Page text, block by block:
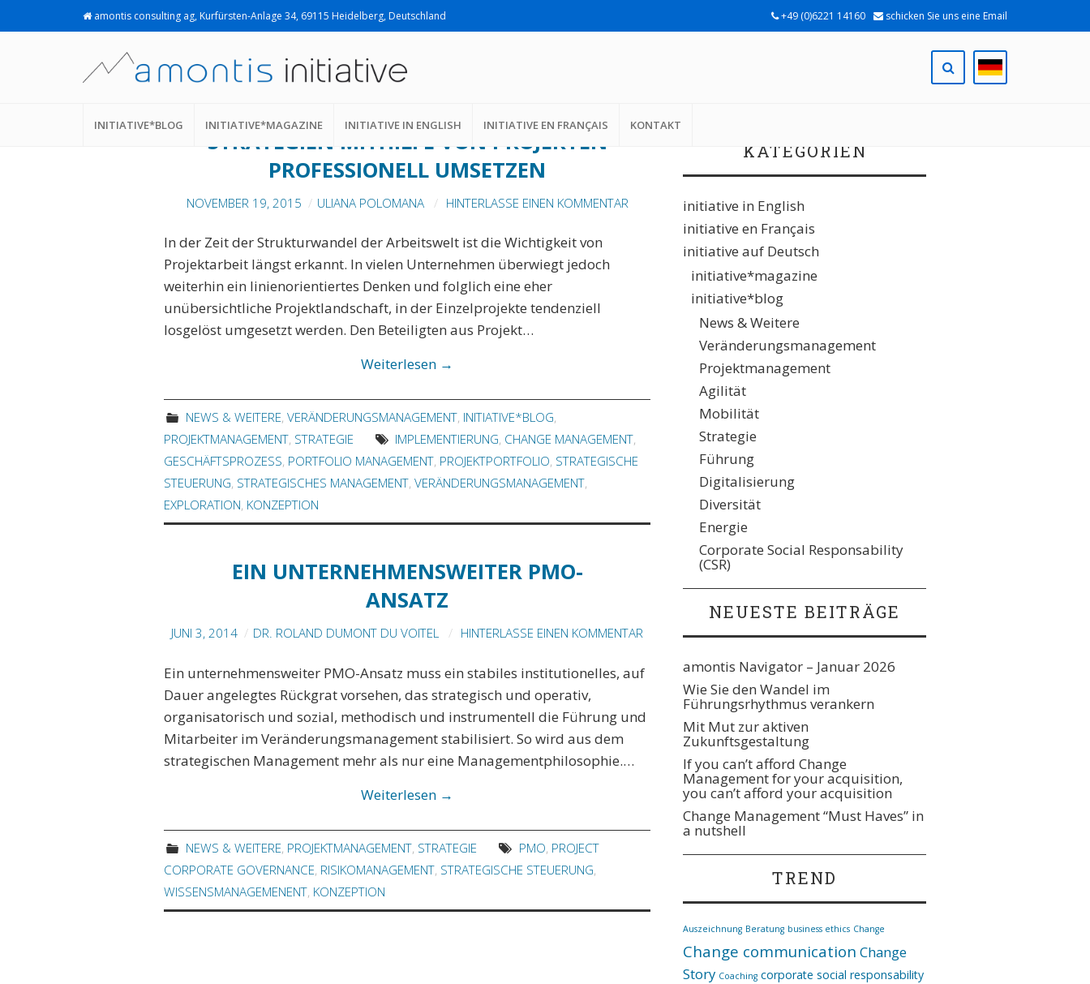
amontis consulting ag, Kurfürsten-Anlage 34, 69115 Heidelberg, Deutschland +49 (0)6221 14160 schicken Sie uns eine Email
INITIATIVE*BLOG INITIATIVE*MAGAZINE INITIATIVE IN ENGLISH INITIATIVE EN FRANÇAIS KONTAKT
STRATEGISCHE STEUERUNG
STRATEGIEN MITHILFE VON PROJEKTEN
PROFESSIONELL UMSETZEN
NOVEMBER 19, 2015 ULIANA POLOMANA HINTERLASSE EINEN KOMMENTAR
In der Zeit der Strukturwandel der Arbeitswelt ist die Wichtigkeit von
Projektarbeit längst erkannt. In vielen Unternehmen überwiegt jedoch
weiterhin ein linienorientiertes Denken und folglich eine eher
unübersichtliche Projektlandschaft, in der Einzelprojekte tendenziell
losgelöst umgesetzt werden. Den Beteiligten aus Projekt…
Weiterlesen →
NEWS & WEITERE,VERÄNDERUNGSMANAGEMENT, INITIATIVE*BLOG,
PROJEKTMANAGEMENT, STRATEGIE IMPLEMENTIERUNG, CHANGE MANAGEMENT,
GESCHÄFTSPROZESS, PORTFOLIO MANAGEMENT, PROJEKTPORTFOLIO, STRATEGISCHE
STEUERUNG, STRATEGISCHES MANAGEMENT, VERÄNDERUNGSMANAGEMENT,
EXPLORATION, KONZEPTION
EIN UNTERNEHMENSWEITER PMO-
ANSATZ
JUNI 3, 2014 DR. ROLAND DUMONT DU VOITEL HINTERLASSE EINEN KOMMENTAR
Ein unternehmensweiter PMO-Ansatz muss ein stabiles institutionelles, auf
Dauer angelegtes Rückgrat vorsehen, das strategisch und operativ,
organisatorisch und sozial, methodisch und instrumentell die Führung und
Mitarbeiter im Veränderungsmanagement stabilisiert. So wird aus dem
strategischen Management mehr als nur eine Managementphilosophie.…
Weiterlesen →
NEWS & WEITERE, PROJEKTMANAGEMENT, STRATEGIE PMO, PROJECT
CORPORATE GOVERNANCE, RISIKOMANAGEMENT, STRATEGISCHE STEUERUNG,
WISSENSMANAGEMENENT, KONZEPTION
KATEGORIEN
initiative in English
initiative en Français
initiative auf Deutsch
initiative*magazine
initiative*blog
News & Weitere
Veränderungsmanagement
Projektmanagement
Agilität
Mobilität
Strategie
Führung
Digitalisierung
Diversität
Energie
Corporate Social Responsability
(CSR)
NEUESTE BEITRÄGE
amontis Navigator – Januar 2026
Wie Sie den Wandel im
Führungsrhythmus verankern​
Mit Mut zur aktiven
Zukunftsgestaltung
If you can’t afford Change
Management for your acquisition,
you can’t afford your acquisition
Change Management “Must Haves” in
a nutshell
TREND
Auszeichnung Beratung business ethics Change
Change communication Change
Story Coaching corporate social responsability